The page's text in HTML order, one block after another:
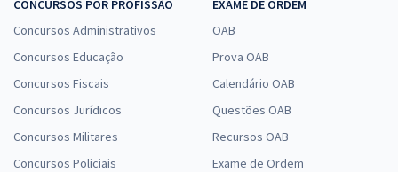
CONCURSOS POR PROFISSÃO
Concursos Administrativos
Concursos Educação
Concursos Fiscais
Concursos Jurídicos
Concursos Militares
Concursos Policiais
EXAME DE ORDEM
OAB
Prova OAB
Calendário OAB
Questões OAB
Recursos OAB
Exame de Ordem